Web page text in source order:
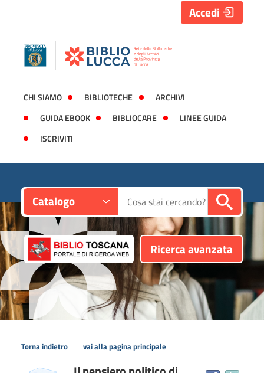
CHI SIAMO BIBLIOTECHE
ARCHIVI
GUIDA EBOOK
BIBLIOCARE
LINEE GUIDA
ISCRIVITI
Accedi
Catalogo Cerca su "Catalogo"
Ricerca avanzata
Torna indietro vai alla pagina principale
copertina